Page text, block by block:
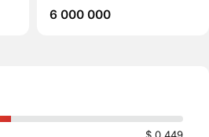
6 000 000
$ 0,449